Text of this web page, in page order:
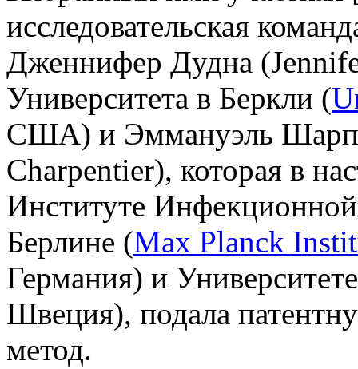
исследовательская
Дженнифер Дудна
Университета в Беркли (
США) и Эммануэль
Charpentier), которая в
Институте
Берлине (Max Planck
Германия) и
Швеция), подала
метод.